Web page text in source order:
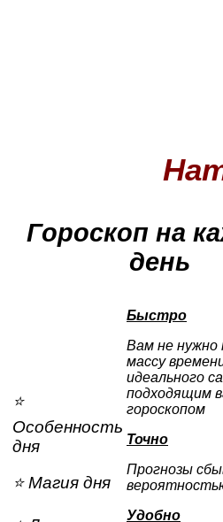
Гороскоп на
день
⭐
Особенность
дня
⭐ Магия дня
Быстро
Вам не
массу
идеального
подходящим
гороскопом
Точно
Прогнозы
Удобно